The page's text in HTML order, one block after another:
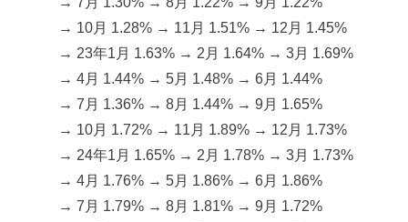
→ 10月 1.28% → 11月 1.51% → 12月 1.45%
→ 23年1月 1.63% → 2月 1.64% → 3月 1.69%
→ 4月 1.44% → 5月 1.48% → 6月 1.44%
→ 7月 1.36% → 8月 1.44% → 9月 1.65%
→ 10月 1.72% → 11月 1.89% → 12月 1.73%
→ 24年1月 1.65% → 2月 1.78% → 3月 1.73%
→ 4月 1.76% → 5月 1.86% → 6月 1.86%
→ 7月 1.79% → 8月 1.81% → 9月 1.72%